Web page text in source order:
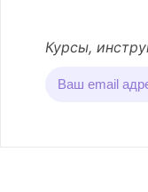
Курсы,